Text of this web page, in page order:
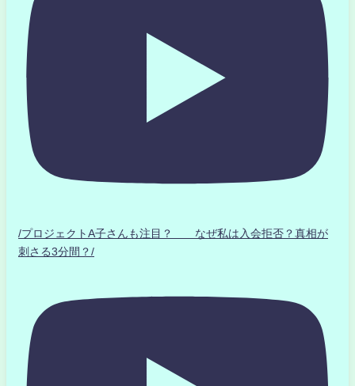
/プロジェクトA子さんも注目？ なぜ私は入会拒否？真相が
刺さる3分間？/